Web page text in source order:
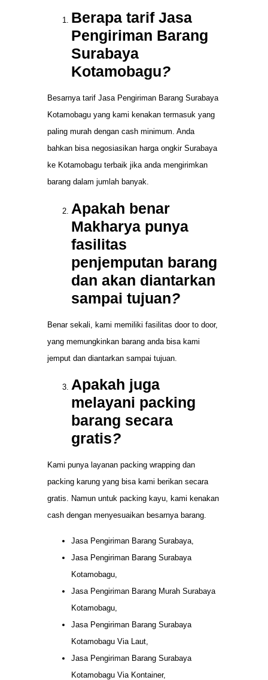
Berapa tarif Jasa
Pengiriman Barang
Surabaya
Kotamobagu?
Besarnya tarif Jasa Pengiriman Barang Surabaya
Kotamobagu yang kami kenakan termasuk yang
paling murah dengan cash minimum. Anda
bahkan bisa negosiasikan harga ongkir Surabaya
ke Kotamobagu terbaik jika anda mengirimkan
barang dalam jumlah banyak.
Apakah benar
Makharya punya
fasilitas
penjemputan barang
dan akan diantarkan
sampai tujuan?
Benar sekali, kami memiliki fasilitas door to door,
yang memungkinkan barang anda bisa kami
jemput dan diantarkan sampai tujuan.
Apakah juga
melayani packing
barang secara
gratis?
Kami punya layanan packing wrapping dan
packing karung yang bisa kami berikan secara
gratis. Namun untuk packing kayu, kami kenakan
cash dengan menyesuaikan besarnya barang.
Jasa Pengiriman Barang Surabaya,
Jasa Pengiriman Barang Surabaya
Kotamobagu,
Jasa Pengiriman Barang Murah Surabaya
Kotamobagu,
Jasa Pengiriman Barang Surabaya
Kotamobagu Via Laut,
Jasa Pengiriman Barang Surabaya
Kotamobagu Via Kontainer,